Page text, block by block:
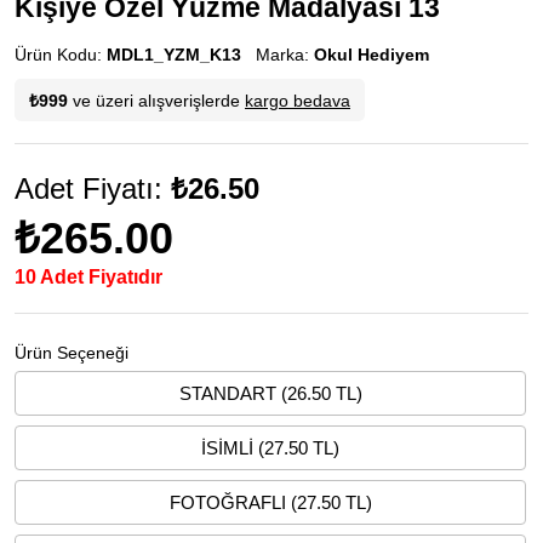
Kişiye Özel Yüzme Madalyası 13
Ürün Kodu: MDL1_YZM_K13 Marka: Okul Hediyem
₺999 ve üzeri alışverişlerde kargo bedava
Adet Fiyatı: ₺26.50
₺265.00
10 Adet Fiyatıdır
Ürün Seçeneği
STANDART (26.50 TL)
İSİMLİ (27.50 TL)
FOTOĞRAFLI (27.50 TL)